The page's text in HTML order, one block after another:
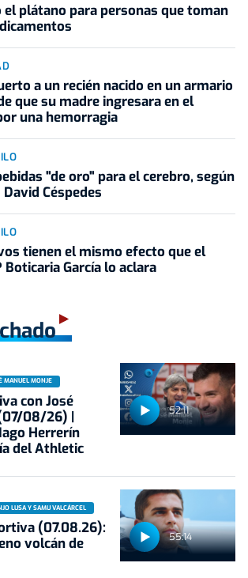
el plátano para personas que toman
a un recién nacido en un armario
que su madre ingresara en el
una hemorragia
"de oro" para el cerebro, según
Céspedes
tienen el mismo efecto que el
Boticaria García lo aclara
52:11
MANUEL MONJE
con José
08/26) |
Herrerín
del Athletic
55:14
LUSA Y SAMU VALCÁRCEL
(07.08.26):
volcán de